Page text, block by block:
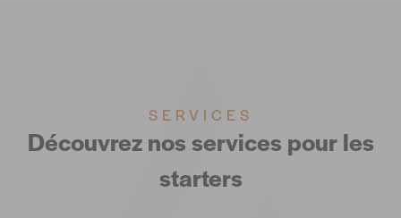
SERVICES
Découvrez nos services pour les
starters